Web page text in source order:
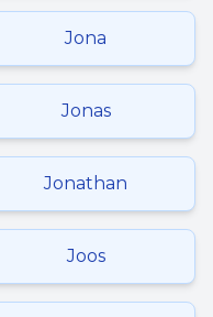
Jona
Jonas
Jonathan
Joos